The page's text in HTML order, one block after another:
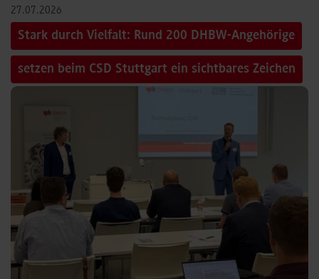
27.07.2026
Stark durch Vielfalt: Rund 200 DHBW-Angehörige
setzen beim CSD Stuttgart ein sichtbares Zeichen